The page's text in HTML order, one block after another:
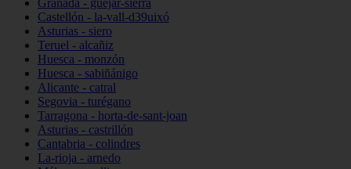
Granada - güejar-sierra
Castellón - la-vall-d39uixó
Asturias - siero
Teruel - alcañiz
Huesca - monzón
Huesca - sabiñánigo
Alicante - catral
Segovia - turégano
Tarragona - horta-de-sant-joan
Asturias - castrillón
Cantabria - colindres
La-rioja - arnedo